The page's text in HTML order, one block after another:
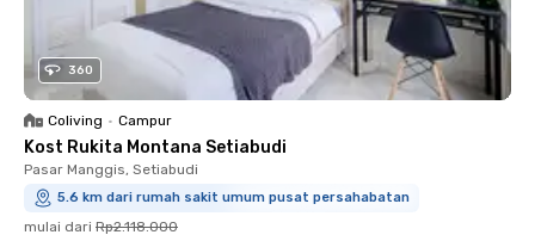
360
Coliving • Campur
Kost Rukita Montana Setiabudi
Pasar Manggis, Setiabudi
5.6 km dari rumah sakit umum pusat persahabatan
mulai dari Rp2.118.000